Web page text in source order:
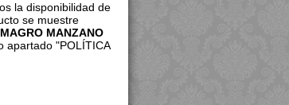
la disponibilidad de
se muestre
MANZANO
apartado "POLÍTICA